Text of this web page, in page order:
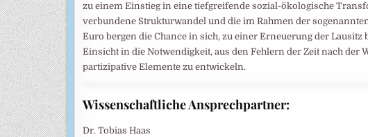
zu einem Einstieg in eine tiefgreifende sozial-ökologische
verbundene Strukturwandel und die im Rahmen der
Euro bergen die Chance in sich, zu einer Erneuerung der Lausitz
Einsicht in die Notwendigkeit, aus den Fehlern der Zeit nach
partizipative Elemente zu entwickeln.
Wissenschaftliche Ansprechpartner:
Dr. Tobias Haas